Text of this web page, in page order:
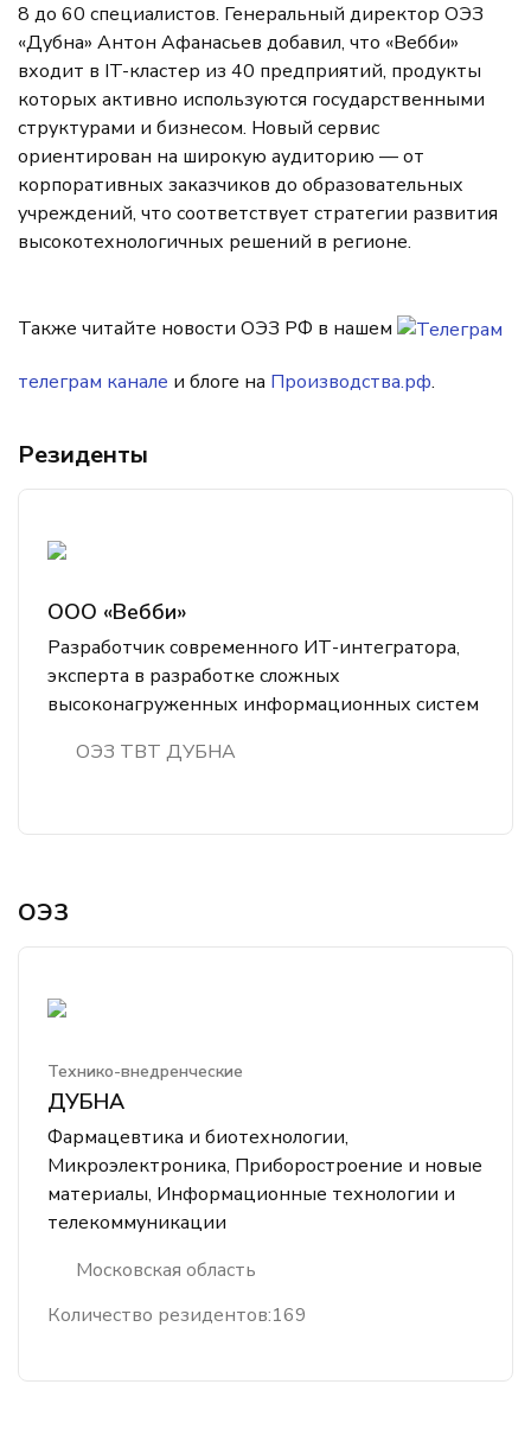
8 до 60 специалистов. Генеральный директор ОЭЗ
«Дубна» Антон Афанасьев добавил, что «Вебби»
входит в IT-кластер из 40 предприятий, продукты
которых активно используются государственными
структурами и бизнесом. Новый сервис
ориентирован на широкую аудиторию — от
корпоративных заказчиков до образовательных
учреждений, что соответствует стратегии развития
высокотехнологичных решений в регионе.
Также читайте новости ОЭЗ РФ в нашем
телеграм канале и блоге на Производства.рф.
Резиденты
ООО «Вебби»
Разработчик современного ИТ-интегратора,
эксперта в разработке сложных
высоконагруженных информационных систем
ОЭЗ ТВТ ДУБНА
ОЭЗ
Технико-внедренческие
ДУБНА
Фармацевтика и биотехнологии,
Микроэлектроника, Приборостроение и новые
материалы, Информационные технологии и
телекоммуникации
Московская область
Количество резидентов:169